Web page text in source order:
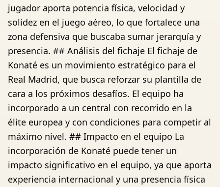
jugador aporta potencia física, velocidad y
solidez en el juego aéreo, lo que fortalece una
zona defensiva que buscaba sumar jerarquía y
presencia. ## Análisis del fichaje El fichaje de
Konaté es un movimiento estratégico para el
Real Madrid, que busca reforzar su plantilla de
cara a los próximos desafíos. El equipo ha
incorporado a un central con recorrido en la
élite europea y con condiciones para competir al
máximo nivel. ## Impacto en el equipo La
incorporación de Konaté puede tener un
impacto significativo en el equipo, ya que aporta
experiencia internacional y una presencia física